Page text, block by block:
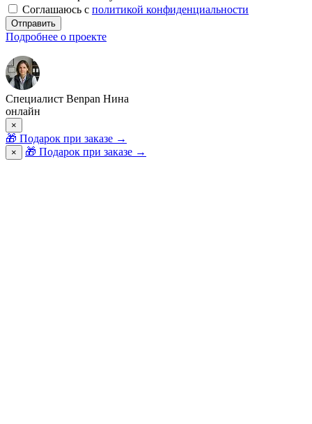
Соглашаюсь с политикой конфиденциальности
Отправить
Подробнее о проекте
Специалист Benpan Нина
онлайн
×
🎁 Подарок при заказе →
× 🎁 Подарок при заказе →